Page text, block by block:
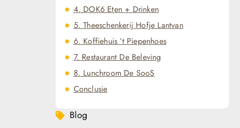
4. DOK6 Eten + Drinken
5. Theeschenkerij Hofje Lantvan
6. Koffiehuis ’t Piepenhoes
7. Restaurant De Beleving
8. Lunchroom De SooS
Conclusie
Blog